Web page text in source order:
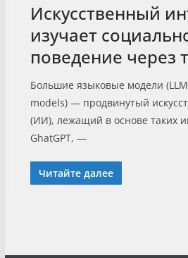
Искусственный
изучает
поведение через
Большие языковые модели
models) — продвинутый
(ИИ), лежащий в основе таких
GhatGPT, —
Читайте далее